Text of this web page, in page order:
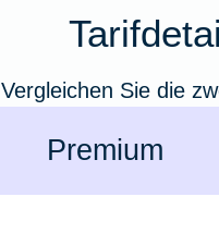
Vergleichen Sie die
Premium